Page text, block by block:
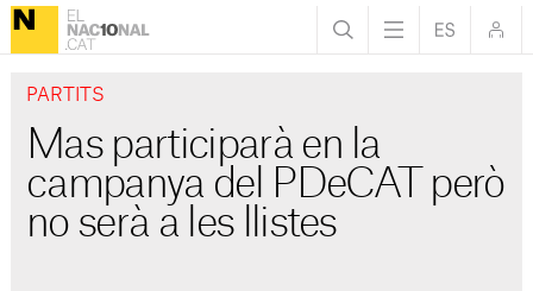
PARTITS
Mas participarà en la
campanya del PDeCAT però
no serà a les llistes